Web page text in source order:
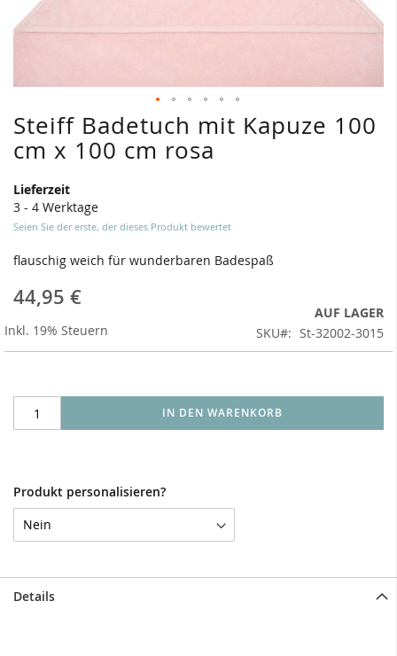
Steiff Badetuch mit Kapuze 100
cm x 100 cm rosa
Lieferzeit
3 - 4 Werktage
Seien Sie der erste, der dieses Produkt bewertet
flauschig weich für wunderbaren Badespaß
44,95 €
Inkl. 19% Steuern
AUF LAGER
SKU
St-32002-3015
IN DEN WARENKORB
Produkt personalisieren?
Zum
Anfang
der
springen
Details